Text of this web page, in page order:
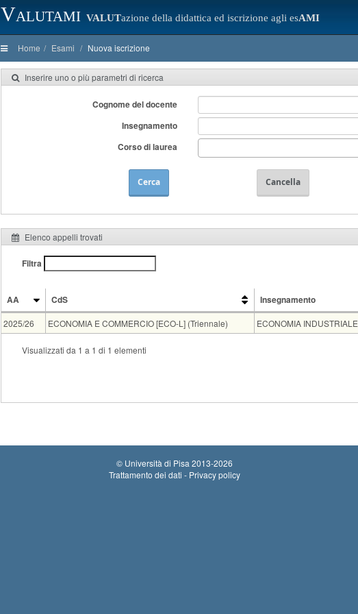
Valutami VALUTazione della didattica ed iscrizione agli esAMI
Home Esami Nuova iscrizione
Inserire uno o più parametri di ricerca
Cognome del docente
Insegnamento
Corso di laurea
Cerca Cancella
Elenco appelli trovati
Filtra
AA CdS Insegnamento
AA
CdS Insegnamento
2025/26 ECONOMIA E COMMERCIO [ECO-L] (Triennale) ECONOMIA INDUSTRIALE
Condivisione
ECONOMIA AZIENDALE [EAZ-L]
Visualizzati da 1 a 1 di 1 elementi
© Università di Pisa 2013-2026
Trattamento dei dati - Privacy policy